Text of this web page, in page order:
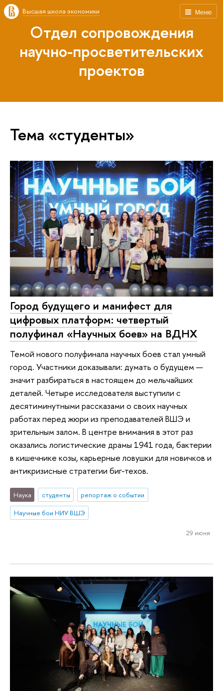
Меню
Высшая школа экономики
Отдел сопровождения
научно-просветительских
проектов
Тема «студенты»
Город будущего и манифест для
цифровых платформ: четвертый
полуфинал «Научных боев» на ВДНХ
Темой нового полуфинала научных боев стал умный
город. Участники доказывали: думать о будущем —
значит разбираться в настоящем до мельчайших
деталей. Четыре исследователя выступили с
десятиминутными рассказами о своих научных
работах перед жюри из преподавателей ВШЭ и
зрительным залом. В центре внимания в этот раз
оказались логистические драмы 1941 года, бактерии
в кишечнике козы, карьерные ловушки для новичков и
антикризисные стратегии биг-техов.
Наука студенты
репортаж о событии
Научные бои НИУ ВШЭ
29 июня